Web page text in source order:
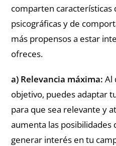
comparten características
psicográficas y de
más propensos a estar
ofreces.
a) Relevancia máxima: Al
objetivo, puedes adaptar
para que sea relevante y
aumenta las posibilidades
generar interés en tu